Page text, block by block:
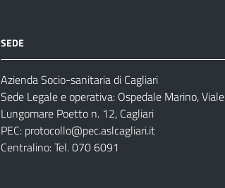
SEDE
Azienda Socio-sanitaria di Cagliari
Sede Legale e operativa: Ospedale Marino, Viale
Lungomare Poetto n. 12, Cagliari
PEC: protocollo@pec.aslcagliari.it
Centralino: Tel. 070 6091